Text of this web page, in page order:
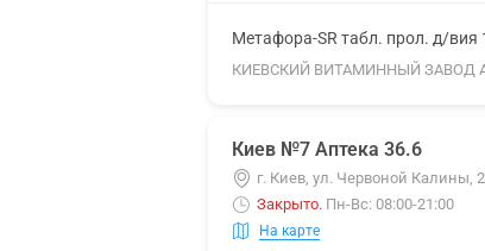
Метафора-SR табл. прол. д/
КИЕВСКИЙ ВИТАМИННЫЙ ЗАВОД
Киев №7 Аптека 36.6
г. Киев, ул. Червоной Калины,
Закрыто. Пн-Вс: 08:00-21:00
На карте